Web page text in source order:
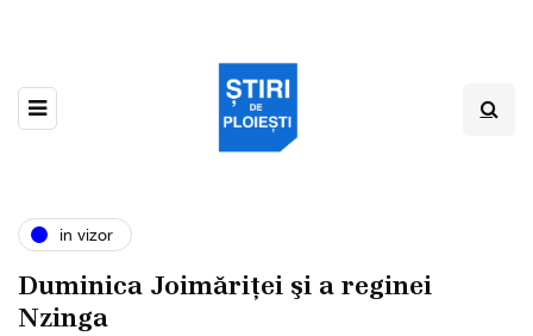
in vizor
Duminica Joimǎriței şi a reginei
Nzinga